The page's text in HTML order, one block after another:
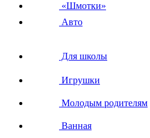
«Шмотки»
Авто
Для школы
Игрушки
Молодым родителям
Ванная